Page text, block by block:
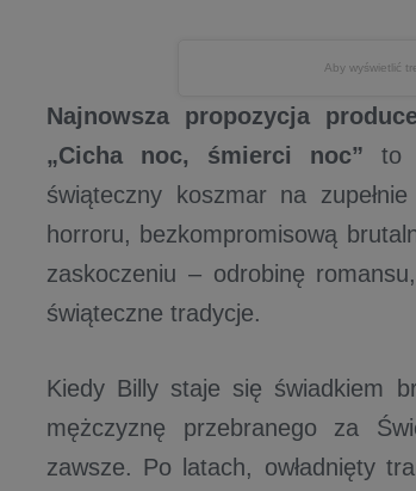
Aby wyświetlić
Najnowsza propozycja
„Cicha noc, śmierci noc” to
świąteczny koszmar na
horroru, bezkompromisową
zaskoczeniu – odrobinę
świąteczne tradycje.
Kiedy Billy staje się świadkiem
mężczyznę przebranego za
zawsze. Po latach, owładnięty